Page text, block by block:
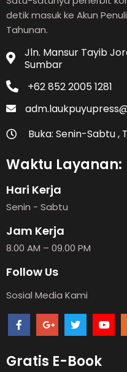
detik masuk ke Akun
Tahunan.
Jln. Mansur Tayib
Sumbar
+62 852 2005 1281
Buka: Senin-Sabtu ,
Waktu Layanan:
Hari Kerja
Senin - Sabtu
Jam Kerja
8.00 AM – 09.00 PM
Follow Us
Sosial Media Kami
Gratis E-Book